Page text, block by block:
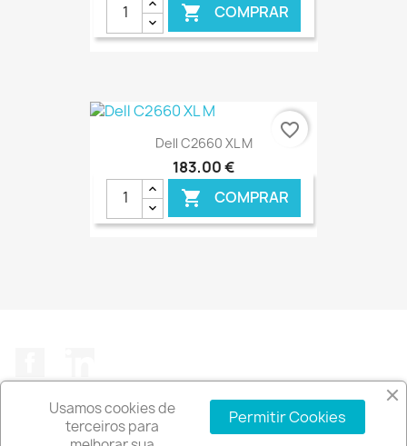
 COMPRAR
€ ONLINE
Dell C2660 XL M
183,00 €
 COMPRAR
favorite_border
Usamos cookies de
terceiros para
Permitir Cookies